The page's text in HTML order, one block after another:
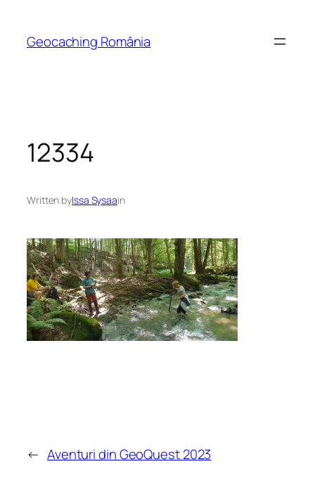
content
Geocaching România
12334
Written byIssa Sysaain
← Aventuri din GeoQuest 2023